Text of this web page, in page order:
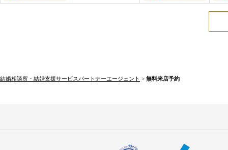
結婚相談所・結婚支援サービスパートナーエージェント > 無料来店予約